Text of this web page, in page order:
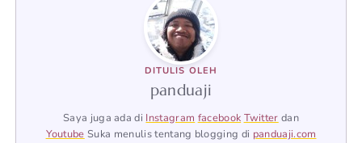
DITULIS OLEH
panduaji
Saya juga ada di Instagram facebook Twitter dan
Youtube Suka menulis tentang blogging di panduaji.com